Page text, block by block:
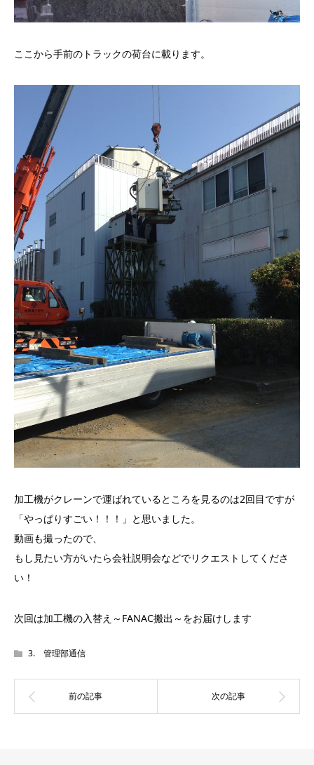
ここから手前のトラックの荷台に載ります。
加工機がクレーンで運ばれているところを見るのは2回目ですが
「やっぱりすごい！！！」と思いました。
動画も撮ったので、
もし見たい方がいたら会社説明会などでリクエストしてくださ
い！
次回は加工機の入替え～FANAC搬出～をお届けします
3. 管理部通信